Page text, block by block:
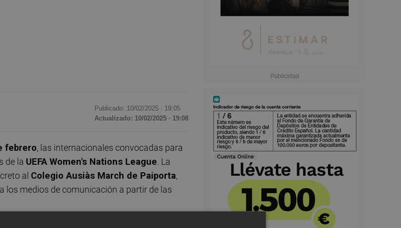
Publicado: 10/02/2025 · 19:05
Actualizado: 10/02/2025 · 19:08
febrero, las internacionales convocadas para
de la UEFA Women's Nations League. La
al Colegio Ausiàs March de Paiporta,
los medios de comunicación a partir de las